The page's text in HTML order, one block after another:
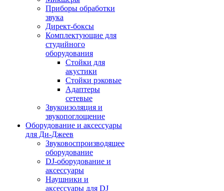
Приборы обработки
звука
Директ-боксы
Комплектующие для
студийного
оборудования
Стойки для
акустики
Стойки рэковые
Адаптеры
сетевые
Звукоизоляция и
звукопоглощение
Оборудование и аксессуары
для Ди-Джеев
Звуковоспроизводящее
оборудование
DJ-оборудование и
аксессуары
Наушники и
аксессуары для DJ